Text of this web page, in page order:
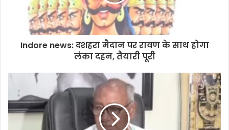
Indore news: दशहरा मैदान पर रावण के साथ होगा
लंका दहन, तैयारी पूरी